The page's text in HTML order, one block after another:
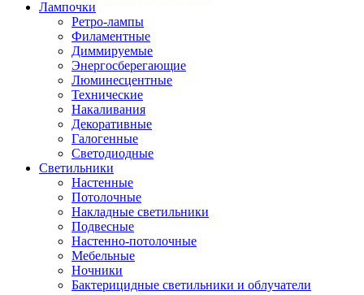
Лампочки
Ретро-лампы
Филаментные
Диммируемые
Энергосберегающие
Люминесцентные
Технические
Накаливания
Декоративные
Галогенные
Светодиодные
Светильники
Настенные
Потолочные
Накладные светильники
Подвесные
Настенно-потолочные
Мебельные
Ночники
Бактерицидные светильники и облучатели